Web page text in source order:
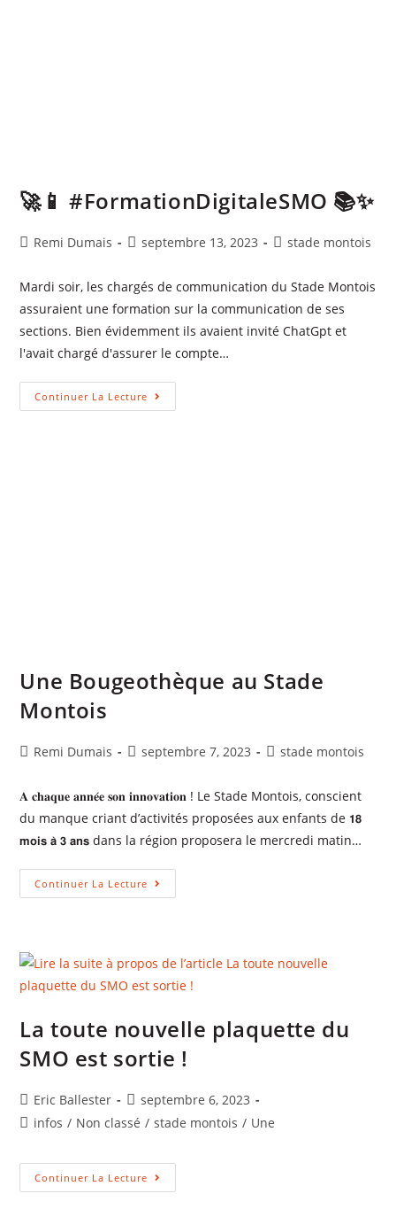
🚀📱 #FormationDigitaleSMO 📚✨
Remi Dumais septembre 13, 2023 stade montois
Mardi soir, les chargés de communication du Stade Montois
assuraient une formation sur la communication de ses
sections. Bien évidemment ils avaient invité ChatGpt et
l'avait chargé d'assurer le compte…
Continuer La Lecture
Une Bougeothèque au Stade
Montois
Remi Dumais septembre 7, 2023 stade montois
𝐀 𝐜𝐡𝐚𝐪𝐮𝐞 𝐚𝐧𝐧𝐞́𝐞 𝐬𝐨𝐧 𝐢𝐧𝐧𝐨𝐯𝐚𝐭𝐢𝐨𝐧 ! Le Stade Montois, conscient
du manque criant d’activités proposées aux enfants de 𝟭𝟴
𝗺𝗼𝗶𝘀 𝗮̀ 𝟯 𝗮𝗻𝘀 dans la région proposera le mercredi matin…
Continuer La Lecture
La toute nouvelle plaquette du
SMO est sortie !
Eric Ballester
septembre 6, 2023
infos / Non classé / stade montois / Une
Continuer La Lecture